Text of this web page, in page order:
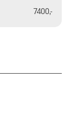
7400,-